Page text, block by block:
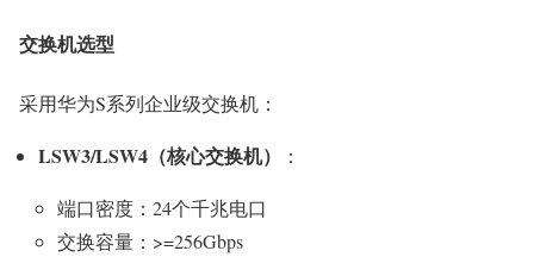
交换机选型
采用华为S系列企业级交换机：
LSW3/LSW4（核心交换机） ：
端口密度：24个千兆电口
交换容量：>=256Gbps